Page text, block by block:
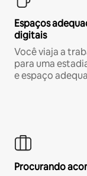
Espaços
digitais
Você viaja a
para uma
e espaço
Procurando